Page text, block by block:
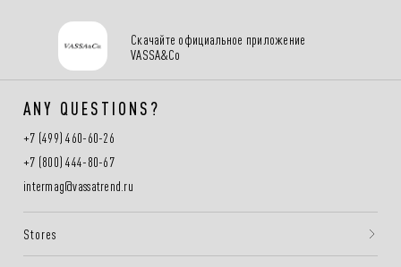
Скачайте официальное приложение
VASSA&Co
ANY QUESTIONS?
+7 (499) 460-60-26
+7 (800) 444-80-67
intermag@vassatrend.ru
Stores